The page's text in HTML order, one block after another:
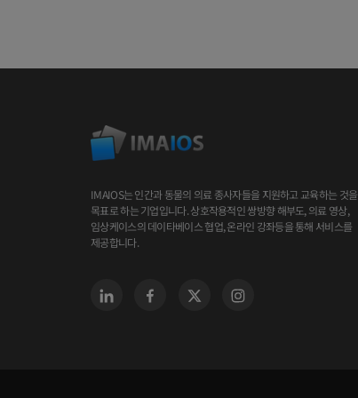
IMAIOS는 인간과 동물의 의료 종사자들을 지원하고 교육하는 것을
목표로 하는 기업입니다. 상호작용적인 쌍방향 해부도, 의료 영상,
임상케이스의 데이타베이스 협업, 온라인 강좌등을 통해 서비스를
제공합니다.